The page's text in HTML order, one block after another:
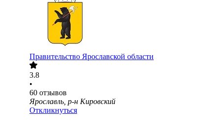
Правительство Ярославской области
3.8
•
60 отзывов
Ярославль, р-н Кировский
Откликнуться